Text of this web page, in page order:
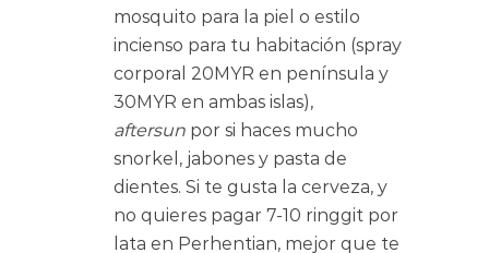
mosquito para la piel o estilo
incienso para tu habitación (spray
corporal 20MYR en península y
30MYR en ambas islas),
aftersun por si haces mucho
snorkel, jabones y pasta de
dientes. Si te gusta la cerveza, y
no quieres pagar 7-10 ringgit por
lata en Perhentian, mejor que te